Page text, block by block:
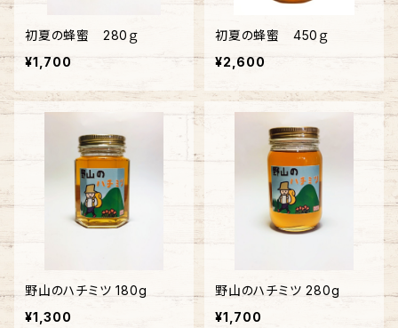
初夏の蜂蜜 280ｇ
¥1,700
初夏の蜂蜜 450ｇ
¥2,600
野山のハチミツ 180g
¥1,300
野山のハチミツ 280g
¥1,700